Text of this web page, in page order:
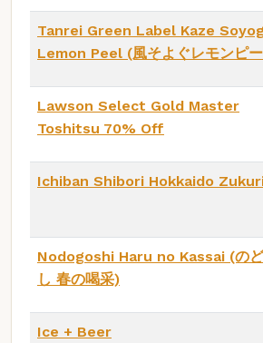
Tanrei Green Label Kaze
Lemon Peel (風そよぐレモンピ
Lawson Select Gold Master
Toshitsu 70% Off
Ichiban Shibori Hokkaido
Nodogoshi Haru no Kassai (の
し 春の喝采)
Ice + Beer